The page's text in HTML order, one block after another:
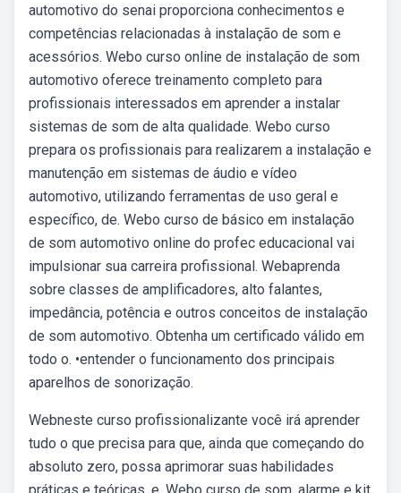
automotivo do senai proporciona conhecimentos e
competências relacionadas à instalação de som e
acessórios. Webo curso online de instalação de som
automotivo oferece treinamento completo para
profissionais interessados em aprender a instalar
sistemas de som de alta qualidade. Webo curso
prepara os profissionais para realizarem a instalação e
manutenção em sistemas de áudio e vídeo
automotivo, utilizando ferramentas de uso geral e
específico, de. Webo curso de básico em instalação
de som automotivo online do profec educacional vai
impulsionar sua carreira profissional. Webaprenda
sobre classes de amplificadores, alto falantes,
impedância, potência e outros conceitos de instalação
de som automotivo. Obtenha um certificado válido em
todo o. •entender o funcionamento dos principais
aparelhos de sonorização.
Webneste curso profissionalizante você irá aprender
tudo o que precisa para que, ainda que começando do
absoluto zero, possa aprimorar suas habilidades